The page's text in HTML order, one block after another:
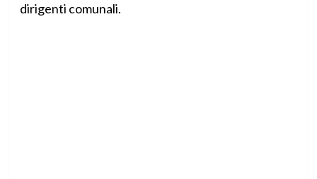
dirigenti comunali.